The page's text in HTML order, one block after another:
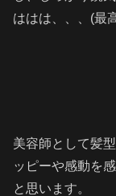
ははは、、、(最
美容師として髪
ッピーや感動を
と思います。